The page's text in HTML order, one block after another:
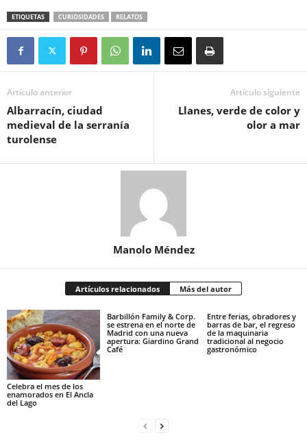
ETIQUETAS CURIOSIDADES RELATOS
Artículo anterior
Albarracín, ciudad
medieval de la serranía
turolense
Artículo siguiente
Llanes, verde de color y
olor a mar
Manolo Méndez
Artículos relacionados Más del autor
Celebra el mes de los
enamorados en El Ancla
del Lago
Barbillón Family & Corp.
se estrena en el norte de
Madrid con una nueva
apertura: Giardino Grand
Café
Entre ferias, obradores y
barras de bar, el regreso
de la maquinaria
tradicional al negocio
gastronómico